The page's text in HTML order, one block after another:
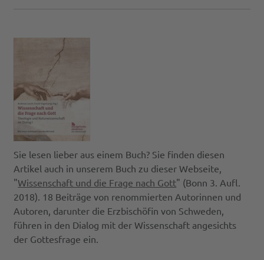
Sie lesen lieber aus einem Buch? Sie finden diesen
Artikel auch in unserem Buch zu dieser Webseite,
"Wissenschaft und die Frage nach Gott" (Bonn 3. Aufl.
2018). 18 Beiträge von renommierten Autorinnen und
Autoren, darunter die Erzbischöfin von Schweden,
führen in den Dialog mit der Wissenschaft angesichts
der Gottesfrage ein.